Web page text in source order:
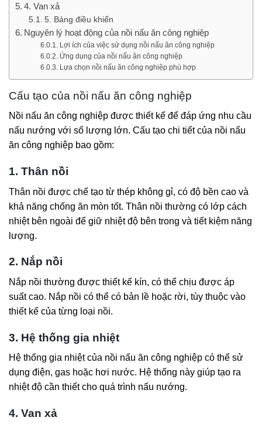
4. Van xả
5. Bảng điều khiển
Nguyên lý hoạt động của nồi nấu ăn công nghiệp
Lợi ích của việc sử dụng nồi nấu ăn công nghiệp
Ứng dụng của nồi nấu ăn công nghiệp
Lựa chọn nồi nấu ăn công nghiệp phù hợp
Cấu tạo của nồi nấu ăn công nghiệp
Nồi nấu ăn công nghiệp được thiết kế để đáp ứng nhu cầu
nấu nướng với số lượng lớn. Cấu tạo chi tiết của nồi nấu
ăn công nghiệp bao gồm:
1. Thân nồi
Thân nồi được chế tạo từ thép không gỉ, có độ bền cao và
khả năng chống ăn mòn tốt. Thân nồi thường có lớp cách
nhiệt bên ngoài để giữ nhiệt độ bên trong và tiết kiệm năng
lượng.
2. Nắp nồi
Nắp nồi thường được thiết kế kín, có thể chịu được áp
suất cao. Nắp nồi có thể có bản lề hoặc rời, tùy thuộc vào
thiết kế của từng loại nồi.
3. Hệ thống gia nhiệt
Hệ thống gia nhiệt của nồi nấu ăn công nghiệp có thể sử
dụng điện, gas hoặc hơi nước. Hệ thống này giúp tạo ra
nhiệt độ cần thiết cho quá trình nấu nướng.
4. Van xả